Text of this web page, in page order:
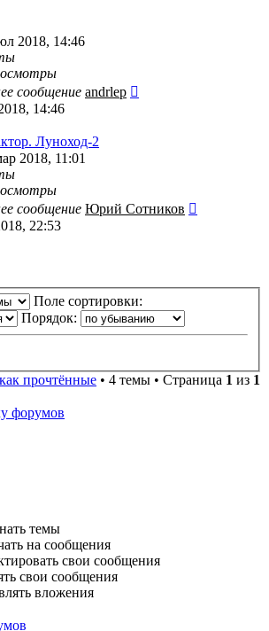
2018, 14:46
сообщение andrlep
14:46
Луноход-2
2018, 11:01
сообщение Юрий Сотников
22:53
Поле сортировки:
Порядок:
прочтённые • 4 темы • Страница 1 из 1
форумов
темы
на сообщения
свои сообщения
свои сообщения
вложения